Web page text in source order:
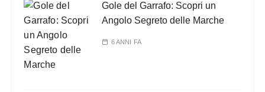
Gole del Garrafo: Scopri un
Angolo Segreto delle Marche
6 ANNI FA